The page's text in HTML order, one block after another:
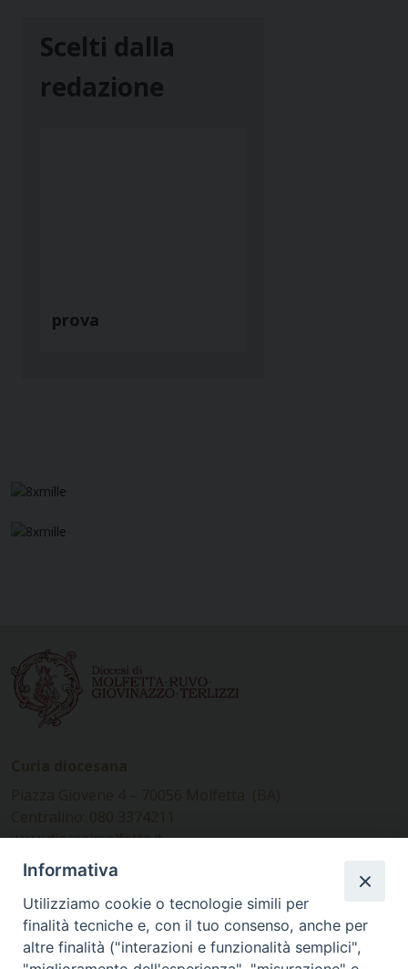
Scelti dalla
redazione
prova
www.diocesimolfetta.it –
diocesimolfetta@pec.chiesacattolica.it
Ufficio Comunicazioni sociali
Piazza Giovene 4 – 70056 Molfetta (BA)
Informativa
Utilizziamo cookie o tecnologie simili per
finalità tecniche e, con il tuo consenso, anche per
altre finalità ("interazioni e funzionalità semplici",